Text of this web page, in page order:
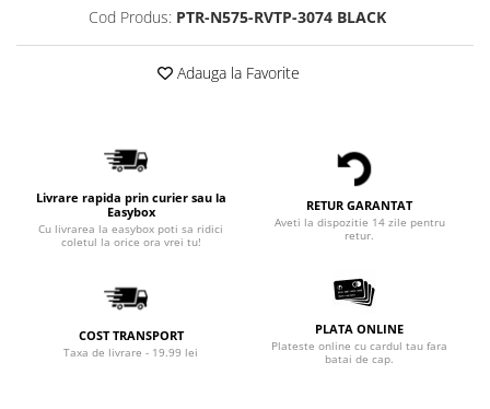
Cod Produs: PTR-N575-RVTP-3074 BLACK
Adauga la Favorite
Livrare rapida prin curier sau la
Easybox
Cu livrarea la easybox poti sa ridici
coletul la orice ora vrei tu!
RETUR GARANTAT
Aveti la dispozitie 14 zile pentru
retur.
COST TRANSPORT
Taxa de livrare - 19.99 lei
PLATA ONLINE
Plateste online cu cardul tau fara
batai de cap.